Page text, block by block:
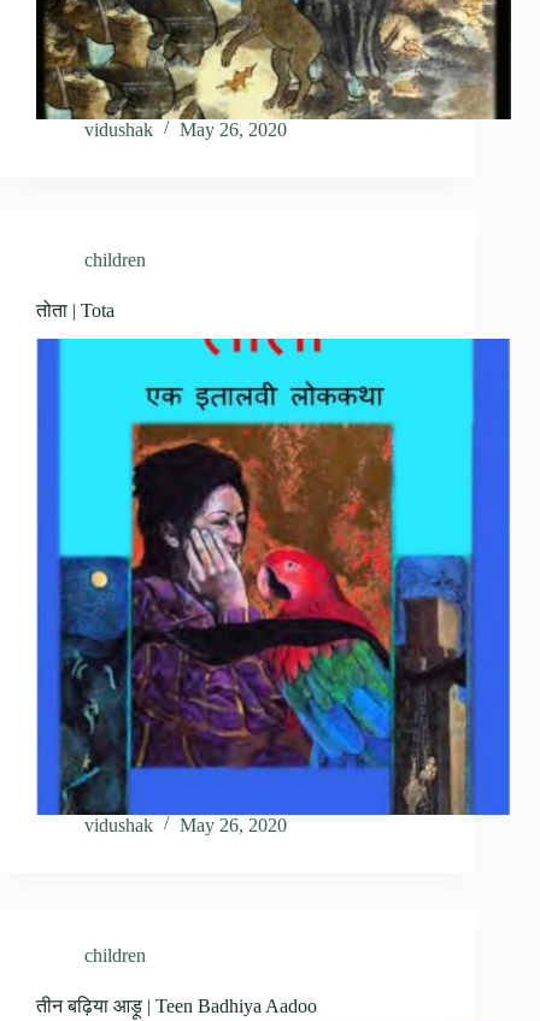
vidushak May 26, 2020
children
तोता | Tota
vidushak May 26, 2020
children
तीन बढ़िया आड़ू | Teen Badhiya Aadoo